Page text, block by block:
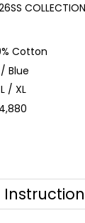
Cotton
Blue
/ XL